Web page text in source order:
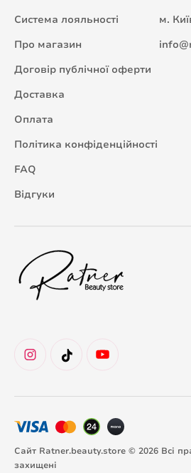
Система лояльності
Про магазин
Договір публічної оферти
Доставка
Оплата
Політика конфіденційності
FAQ
Відгуки
м.
Сайт Ratner.beauty.store © 2026 Всі
захищені